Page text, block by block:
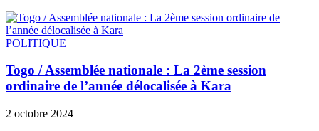
POLITIQUE
Togo / Assemblée nationale : La 2ème session
ordinaire de l’année délocalisée à Kara
2 octobre 2024